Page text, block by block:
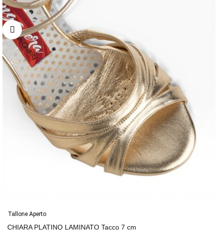
Tallone Aperto
CHIARA PLATINO LAMINATO Tacco 7 cm